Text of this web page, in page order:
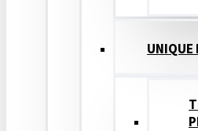
UNIQUE